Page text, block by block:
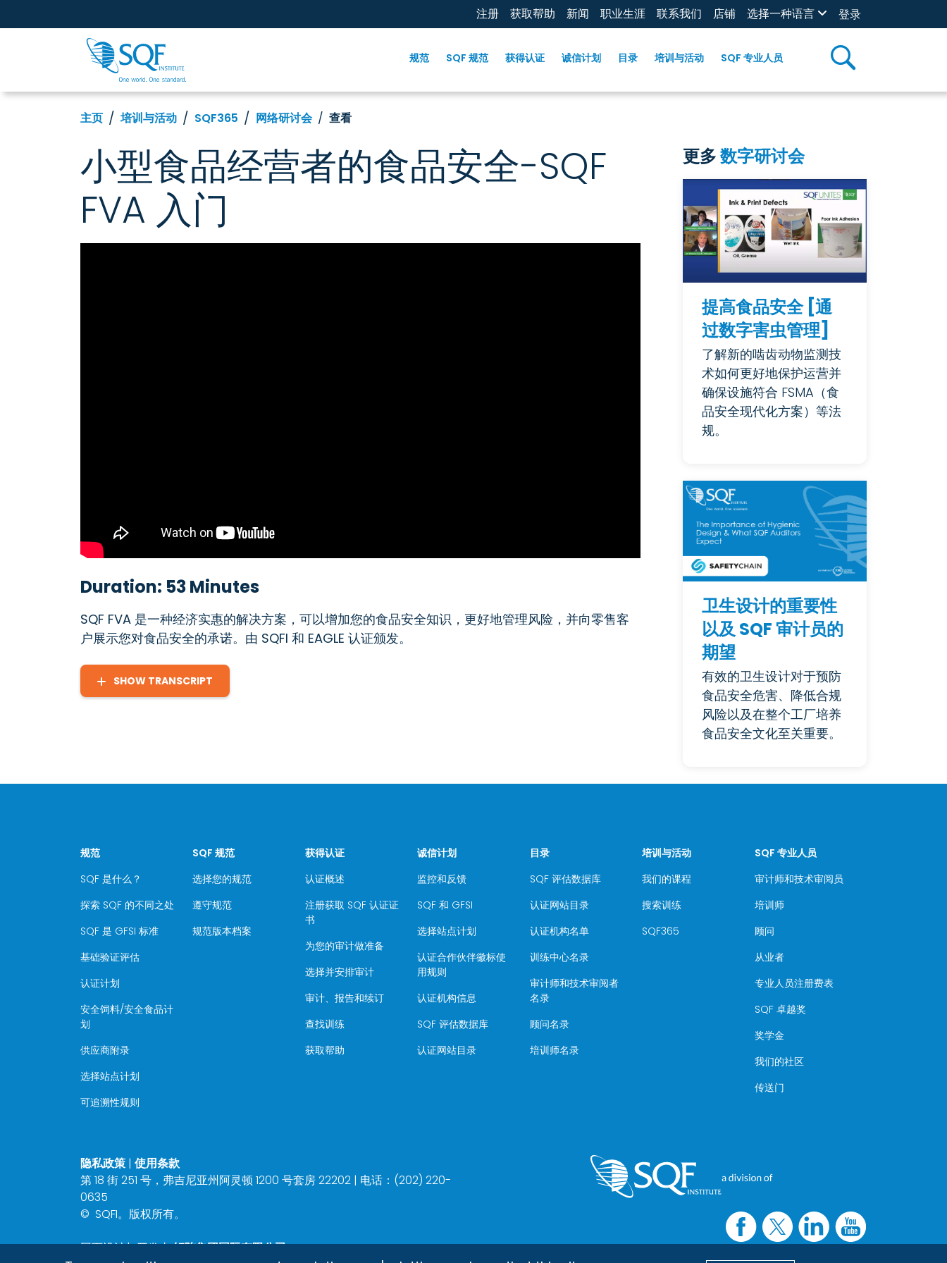
注册 获取帮助 新闻 职业生涯 联系我们 店铺 选择一种语言 登录
规范 SQF 规范 获得认证 诚信计划 目录 培训与活动 SQF 专业人员
主页 培训与活动 SQF365 网络研讨会 查看
小型食品经营者的食品安全-SQF
FVA 入门
Duration: 53 Minutes
SQF FVA 是一种经济实惠的解决方案，可以增加您的食品安全知识，更好地管理风险，并向零售客
户展示您对食品安全的承诺。由 SQFI 和 EAGLE 认证颁发。
SHOW TRANSCRIPT
更多数字研讨会
提高食品安全 [通
过数字害虫管理]
了解新的啮齿动物监测技
术如何更好地保护运营并
确保设施符合 FSMA（食
品安全现代化方案）等法
规。
卫生设计的重要性
以及 SQF 审计员的
期望
有效的卫生设计对于预防
食品安全危害、降低合规
风险以及在整个工厂培养
食品安全文化至关重要。
规范
SQF 是什么？
探索 SQF 的不同之处
SQF 是 GFSI 标准
基础验证评估
认证计划
安全饲料/安全食品计
划
供应商附录
选择站点计划
可追溯性规则
SQF 规范
选择您的规范
遵守规范
规范版本档案
获得认证
认证概述
注册获取 SQF 认证证
书
为您的审计做准备
选择并安排审计
审计、报告和续订
查找训练
获取帮助
诚信计划
监控和反馈
SQF 和 GFSI
选择站点计划
认证合作伙伴徽标使
用规则
认证机构信息
SQF 评估数据库
认证网站目录
目录
SQF 评估数据库
认证网站目录
认证机构名单
训练中心名录
审计师和技术审阅者
名录
顾问名录
培训师名录
培训与活动
我们的课程
搜索训练
SQF365
SQF 专业人员
审计师和技术审阅员
培训师
顾问
从业者
专业人员注册费表
SQF 卓越奖
奖学金
我们的社区
传送门
隐私政策 | 使用条款
第 18 街 251 号，弗吉尼亚州阿灵顿 1200 号套房 22202 | 电话：(202) 220-
0635
© SQFI。版权所有。
网页设计与开发由矩阵集团国际有限公司